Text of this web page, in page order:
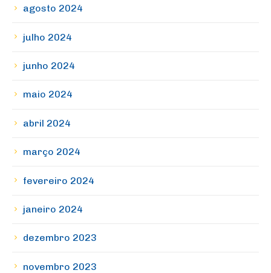
agosto 2024
julho 2024
junho 2024
maio 2024
abril 2024
março 2024
fevereiro 2024
janeiro 2024
dezembro 2023
novembro 2023